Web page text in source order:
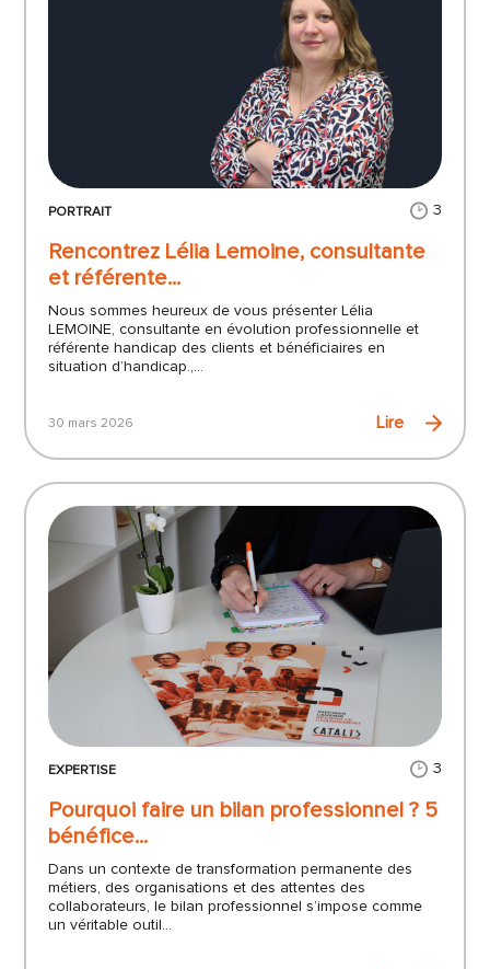
PORTRAIT 3
Rencontrez Lélia Lemoine, consultante
et référente...
Nous sommes heureux de vous présenter Lélia
LEMOINE, consultante en évolution professionnelle et
référente handicap des clients et bénéficiaires en
situation d’handicap.,...
30 mars 2026 Lire
EXPERTISE 3
Pourquoi faire un bilan professionnel ? 5
bénéfice...
Dans un contexte de transformation permanente des
métiers, des organisations et des attentes des
collaborateurs, le bilan professionnel s’impose comme
un véritable outil...